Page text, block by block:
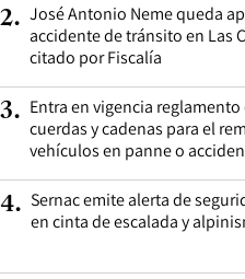
2. José Antonio Neme queda
accidente de tránsito en Las
citado por Fiscalía
3. Entra en vigencia
cuerdas y cadenas para el
vehículos en panne o
4. Sernac emite alerta de
en cinta de escalada y